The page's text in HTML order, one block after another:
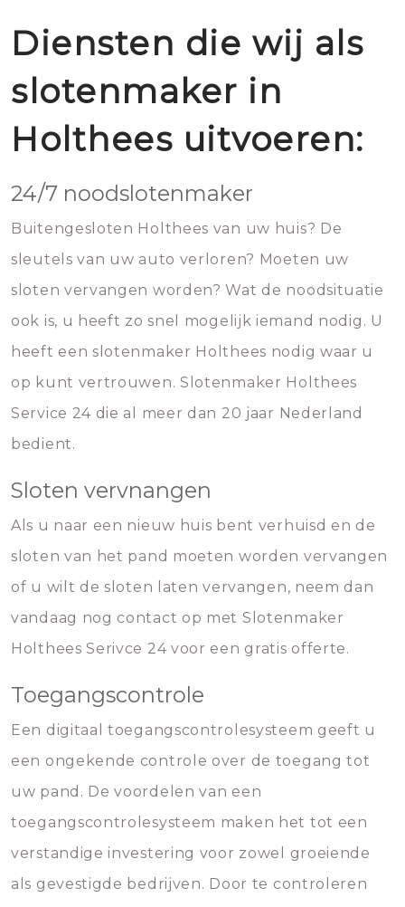
Diensten die wij als
slotenmaker in
Holthees uitvoeren:
24/7 noodslotenmaker
Buitengesloten Holthees van uw huis? De
sleutels van uw auto verloren? Moeten uw
sloten vervangen worden? Wat de noodsituatie
ook is, u heeft zo snel mogelijk iemand nodig. U
heeft een slotenmaker Holthees nodig waar u
op kunt vertrouwen. Slotenmaker Holthees
Service 24 die al meer dan 20 jaar Nederland
bedient.
Sloten vervnangen
Als u naar een nieuw huis bent verhuisd en de
sloten van het pand moeten worden vervangen
of u wilt de sloten laten vervangen, neem dan
vandaag nog contact op met Slotenmaker
Holthees Serivce 24 voor een gratis offerte.
Toegangscontrole
Een digitaal toegangscontrolesysteem geeft u
een ongekende controle over de toegang tot
uw pand. De voordelen van een
toegangscontrolesysteem maken het tot een
verstandige investering voor zowel groeiende
als gevestigde bedrijven. Door te controleren